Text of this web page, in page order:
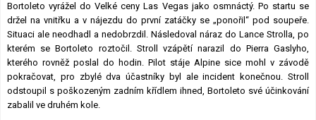
Bortoleto vyrážel do Velké ceny Las Vegas jako osmnáctý. Po startu se
držel na vnitřku a v nájezdu do první zatáčky se „ponořil“ pod soupeře.
Situaci ale neodhadl a nedobrzdil. Následoval náraz do Lance Strolla, po
kterém se Bortoleto roztočil. Stroll vzápětí narazil do Pierra Gaslyho,
kterého rovněž poslal do hodin. Pilot stáje Alpine sice mohl v závodě
pokračovat, pro zbylé dva účastníky byl ale incident konečnou. Stroll
odstoupil s poškozeným zadním křídlem ihned, Bortoleto své účinkování
zabalil ve druhém kole.